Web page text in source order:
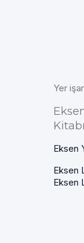
Yer
Kitabı
Eksen
Eksen
Eksen